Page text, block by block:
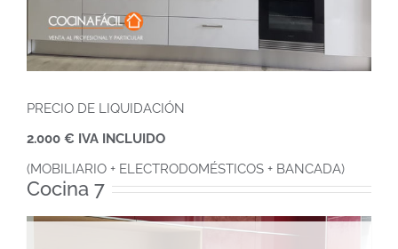
PRECIO DE LIQUIDACIÓN
2.000 € IVA INCLUIDO
(MOBILIARIO + ELECTRODOMÉSTICOS + BANCADA)
Cocina 7